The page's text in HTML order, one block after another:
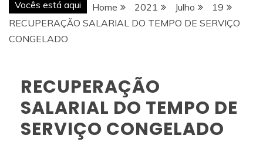
Vocês está aqui Home 2021 Julho
19
RECUPERAÇÃO SALARIAL DO TEMPO DE SERVIÇO
CONGELADO
RECUPERAÇÃO
SALARIAL DO TEMPO DE
SERVIÇO CONGELADO